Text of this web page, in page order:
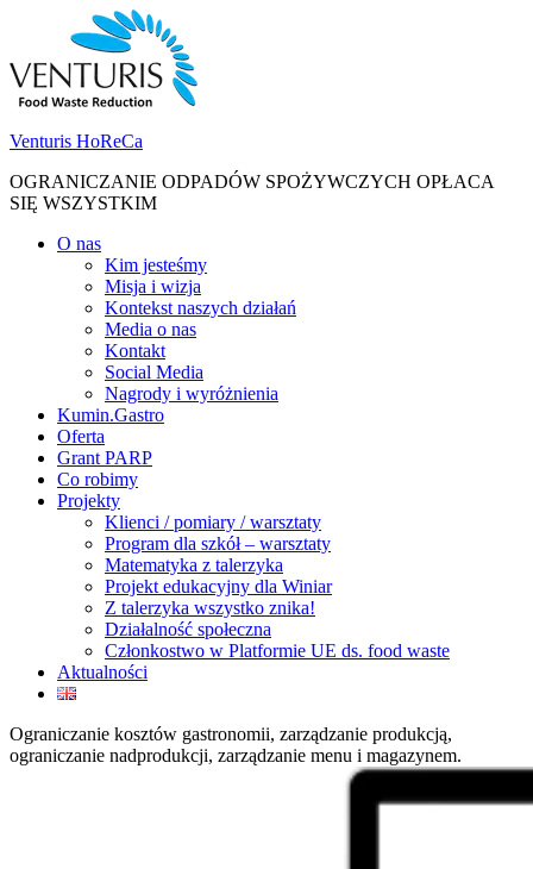
navigation
content
Venturis HoReCa
OGRANICZANIE ODPADÓW SPOŻYWCZYCH OPŁACA
SIĘ WSZYSTKIM
Toggle
navigation
O nas
Kim jesteśmy
Misja i wizja
Kontekst naszych działań
Media o nas
Kontakt
Social Media
Nagrody i wyróżnienia
Kumin.Gastro
Oferta
Grant PARP
Co robimy
Projekty
Klienci / pomiary / warsztaty
Program dla szkół – warsztaty
Matematyka z talerzyka
Projekt edukacyjny dla Winiar
Z talerzyka wszystko znika!
Działalność społeczna
Członkostwo w Platformie UE ds. food waste
Aktualności
Ograniczanie kosztów gastronomii, zarządzanie produkcją,
ograniczanie nadprodukcji, zarządzanie menu i magazynem.